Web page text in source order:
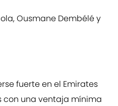
Ousmane Dembélé y
fuerte en el Emirates
con una ventaja mínima